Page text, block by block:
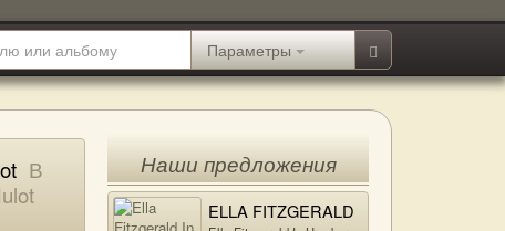
исполнение гитарных партий.
Параметры
В
Наши предложения
ELLA FITZGERALD